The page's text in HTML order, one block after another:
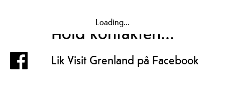
Loading...
Hold kontakten...
Lik Visit Grenland på Facebook